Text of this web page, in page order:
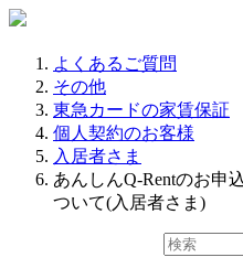
よくあるご質問
その他
東急カードの家賃保証
個人契約のお客様
入居者さま
あんしんQ-Rentのお申
ついて(入居者さま)